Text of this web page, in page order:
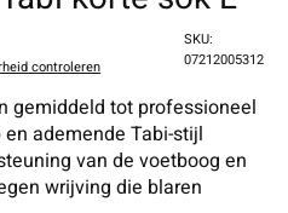
controleren
SKU:
07212005312
gemiddeld tot professioneel
ademende Tabi-stijl
van de voetboog en
wrijving die blaren